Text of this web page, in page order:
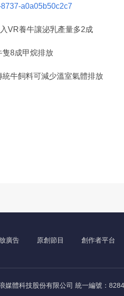
a0a05b50c2c7
VR養牛讓泌乳產量多2成
8成甲烷排放
牛飼料可減少溫室氣體排放
廣告 原創節目 創作者平台
媒體科技股份有限公司 統一編號：